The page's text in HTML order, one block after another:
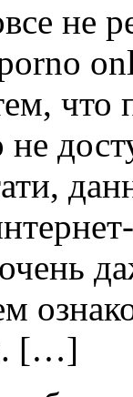
не
что
очень
[…]